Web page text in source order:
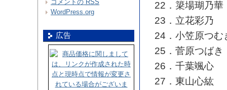
22．簗場瑚乃華
23．立花彩乃
24．小笠原つむ
25．菅原つばき
26．千葉颯心
27．東山心紘
コメントの RSS
WordPress.org
広告